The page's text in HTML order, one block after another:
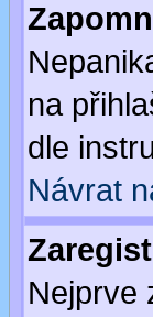
na
dle
Návrat
Nejprve